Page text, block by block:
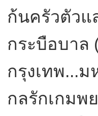
ก้นครัวตัวแ
กระบือบาล
กรุงเทพ...
กลรักเกมพ